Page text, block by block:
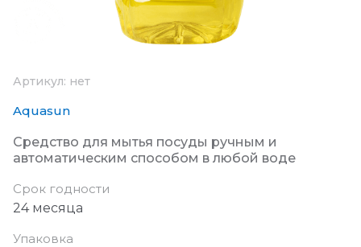
Артикул: нет
Aquasun
Средство для мытья посуды ручным и
автоматическим способом в любой воде
Срок годности
24 месяца
Упаковка